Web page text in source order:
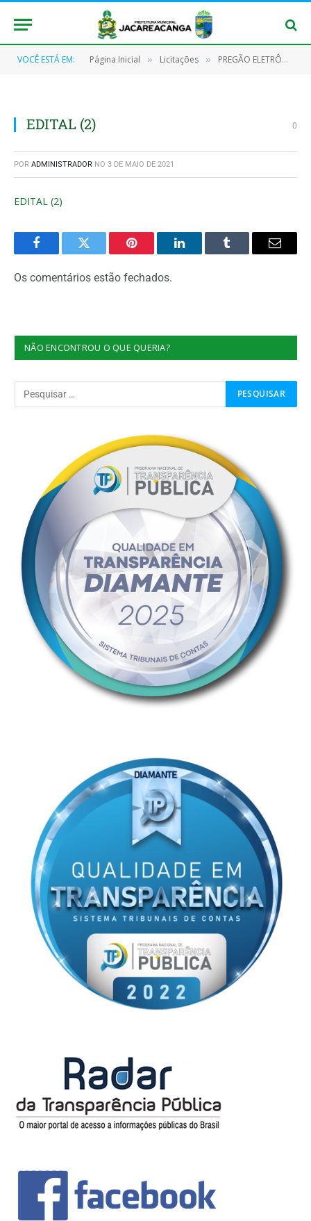
VOCÊ ESTÁ EM: Página Inicial » Licitações » PREGÃO ELETRÔNICO Nº 014/2021 (CONTRATAÇÃO DE PESSOA JURÍDICA ESPECIALIZADA EM FRETAMENTO DE AERONAVE (TÁXI AÉREO))
EDITAL (2) 0
POR ADMINISTRADOR NO 3 DE MAIO DE 2021
EDITAL (2)
FacebookTwitter Pinterest O
Tumblr
E-
Os comentários estão fechados.
NÃO ENCONTROU O QUE QUERIA?